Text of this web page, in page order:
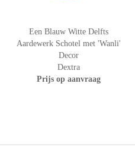
Een Blauw Witte Delfts
Aardewerk Schotel met 'Wanli'
Decor
Dextra
Prijs op aanvraag